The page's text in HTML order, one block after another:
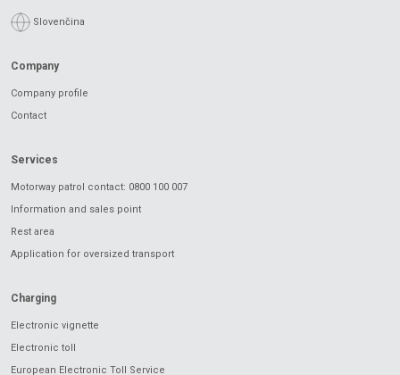
Slovenčina
Company
Company profile
Contact
Services
Motorway patrol contact: 0800 100 007
Information and sales point
Rest area
Application for oversized transport
Charging
Electronic vignette
Electronic toll
European Electronic Toll Service